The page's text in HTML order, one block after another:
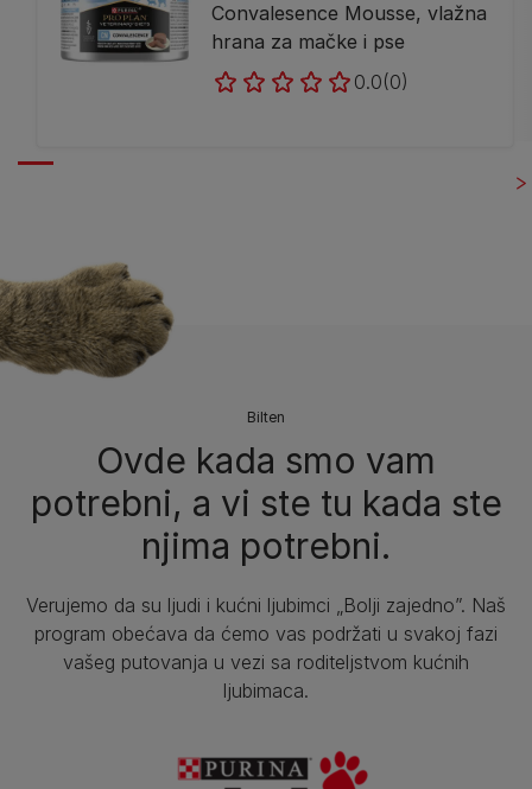
Convalesence Mousse, vlažna
hrana za mačke i pse
0.0(0)
Bilten​
Ovde kada smo vam
potrebni, a vi ste tu kada ste
njima potrebni.
Verujemo da su ljudi i kućni ljubimci „Bolji zajedno”. Naš
program obećava da ćemo vas podržati u svakoj fazi
vašeg putovanja u vezi sa roditeljstvom kućnih
ljubimaca.